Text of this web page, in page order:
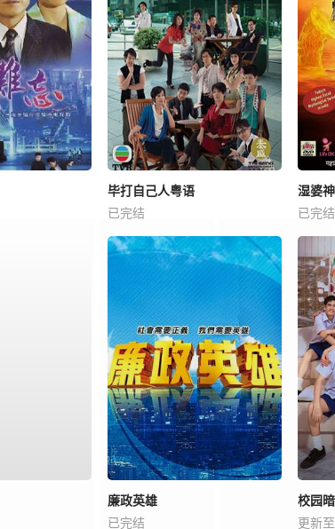
毕打自己人粤语
已完结
湿婆神
已完结
廉政英雄
已完结
校园
更新